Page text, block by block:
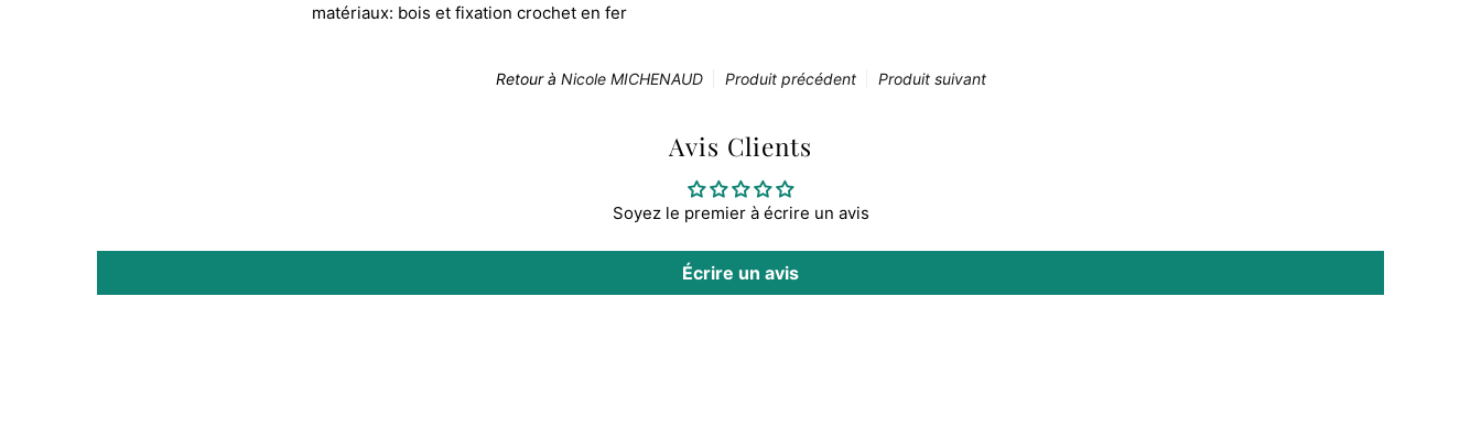
matériaux: bois et fixation crochet en fer
Retour à Nicole MICHENAUD Produit précédent Produit suivant
Avis Clients
Soyez le premier à écrire un avis
Écrire un avis